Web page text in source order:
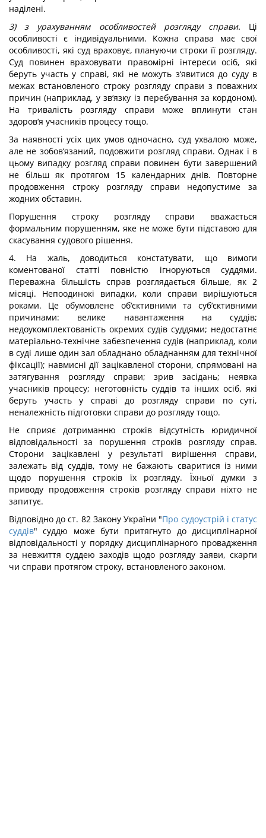
наділені.
3) з урахуванням особливостей розгляду справи. Ці
особливості є індивідуальними. Кожна справа має свої
особливості, які суд враховує, плануючи строки її розгляду.
Суд повинен враховувати правомірні інтереси осіб, які
беруть участь у справі, які не можуть з‘явитися до суду в
межах встановленого строку розгляду справи з поважних
причин (наприклад, у зв‘язку із перебування за кордоном).
На тривалість розгляду справи може вплинути стан
здоров‘я учасників процесу тощо.
За наявності усіх цих умов одночасно, суд ухвалою може,
але не зобов‘язаний, подовжити розгляд справи. Однак і в
цьому випадку розгляд справи повинен бути завершений
не більш як протягом 15 календарних днів. Повторне
продовження строку розгляду справи недопустиме за
жодних обставин.
Порушення строку розгляду справи вважається
формальним порушенням, яке не може бути підставою для
скасування судового рішення.
4. На жаль, доводиться констатувати, що вимоги
коментованої статті повністю ігноруються суддями.
Переважна більшість справ розглядається більше, як 2
місяці. Непоодинокі випадки, коли справи вирішуються
роками. Це обумовлене об‘єктивними та суб‘єктивними
причинами: велике навантаження на суддів;
недоукомплектованість окремих судів суддями; недостатнє
матеріально-технічне забезпечення судів (наприклад, коли
в суді лише один зал обладнано обладнанням для технічної
фіксації); навмисні дії зацікавленої сторони, спрямовані на
затягування розгляду справи; зрив засідань; неявка
учасників процесу; неготовність суддів та інших осіб, які
беруть участь у справі до розгляду справи по суті,
неналежність підготовки справи до розгляду тощо.
Не сприяє дотриманню строків відсутність юридичної
відповідальності за порушення строків розгляду справ.
Сторони зацікавлені у результаті вирішення справи,
залежать від суддів, тому не бажають сваритися із ними
щодо порушення строків їх розгляду. Їхньої думки з
приводу продовження строків розгляду справи ніхто не
запитує.
Відповідно до ст. 82 Закону України "Про судоустрій і статус
суддів" суддю може бути притягнуто до дисциплінарної
відповідальності у порядку дисциплінарного провадження
за невжиття суддею заходів щодо розгляду заяви, скарги
чи справи протягом строку, встановленого законом.